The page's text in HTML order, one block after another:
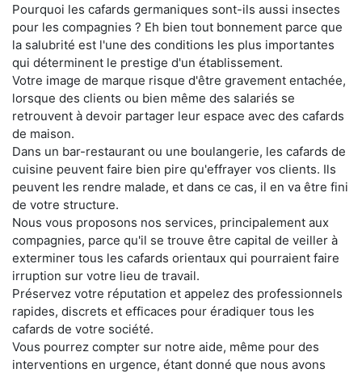
Pourquoi les cafards germaniques sont-ils aussi insectes
pour les compagnies ? Eh bien tout bonnement parce que
la salubrité est l'une des conditions les plus importantes
qui déterminent le prestige d'un établissement.
Votre image de marque risque d'être gravement entachée,
lorsque des clients ou bien même des salariés se
retrouvent à devoir partager leur espace avec des cafards
de maison.
Dans un bar-restaurant ou une boulangerie, les cafards de
cuisine peuvent faire bien pire qu'effrayer vos clients. Ils
peuvent les rendre malade, et dans ce cas, il en va être fini
de votre structure.
Nous vous proposons nos services, principalement aux
compagnies, parce qu'il se trouve être capital de veiller à
exterminer tous les cafards orientaux qui pourraient faire
irruption sur votre lieu de travail.
Préservez votre réputation et appelez des professionnels
rapides, discrets et efficaces pour éradiquer tous les
cafards de votre société.
Vous pourrez compter sur notre aide, même pour des
interventions en urgence, étant donné que nous avons